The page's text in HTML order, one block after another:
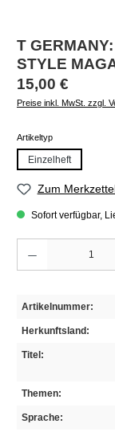
T
STYLE
Regulärer Preis:
15,00 €
Preise inkl. MwSt. zzgl.
Artikeltypauswählen
Einzelheft
Zum
Sofort verfügbar,
Artikelnummer:
Herkunftsland:
Titel:
Themen:
Sprache: